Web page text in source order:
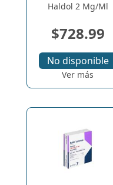
Haldol 2 Mg/Ml
$728.99
No disponible
Ver más